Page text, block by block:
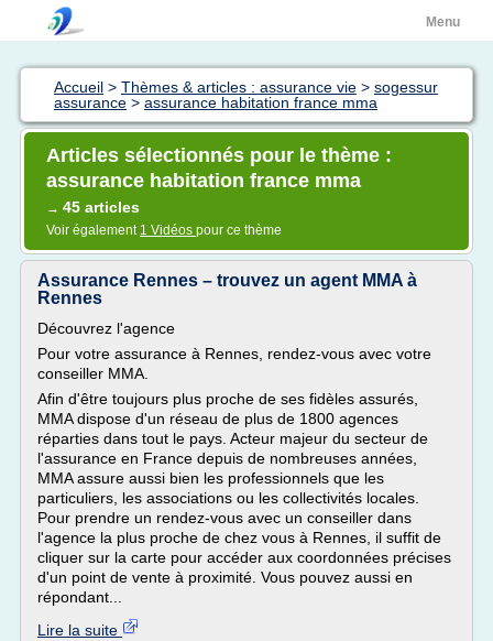
Menu
Accueil > Thèmes & articles : assurance vie > sogessur
assurance > assurance habitation france mma
Articles sélectionnés pour le thème :
assurance habitation france mma
→ 45 articles
Voir également 1 Vidéos pour ce thème
Assurance Rennes – trouvez un agent MMA à
Rennes
Découvrez l'agence
Pour votre assurance à Rennes, rendez-vous avec votre
conseiller MMA.
Afin d'être toujours plus proche de ses fidèles assurés,
MMA dispose d'un réseau de plus de 1800 agences
réparties dans tout le pays. Acteur majeur du secteur de
l'assurance en France depuis de nombreuses années,
MMA assure aussi bien les professionnels que les
particuliers, les associations ou les collectivités locales.
Pour prendre un rendez-vous avec un conseiller dans
l'agence la plus proche de chez vous à Rennes, il suffit de
cliquer sur la carte pour accéder aux coordonnées précises
d'un point de vente à proximité. Vous pouvez aussi en
répondant...
Lire la suite